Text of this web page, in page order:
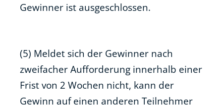
Gewinner ist ausgeschlossen.
(5) Meldet sich der Gewinner nach
zweifacher Aufforderung innerhalb einer
Frist von 2 Wochen nicht, kann der
Gewinn auf einen anderen Teilnehmer